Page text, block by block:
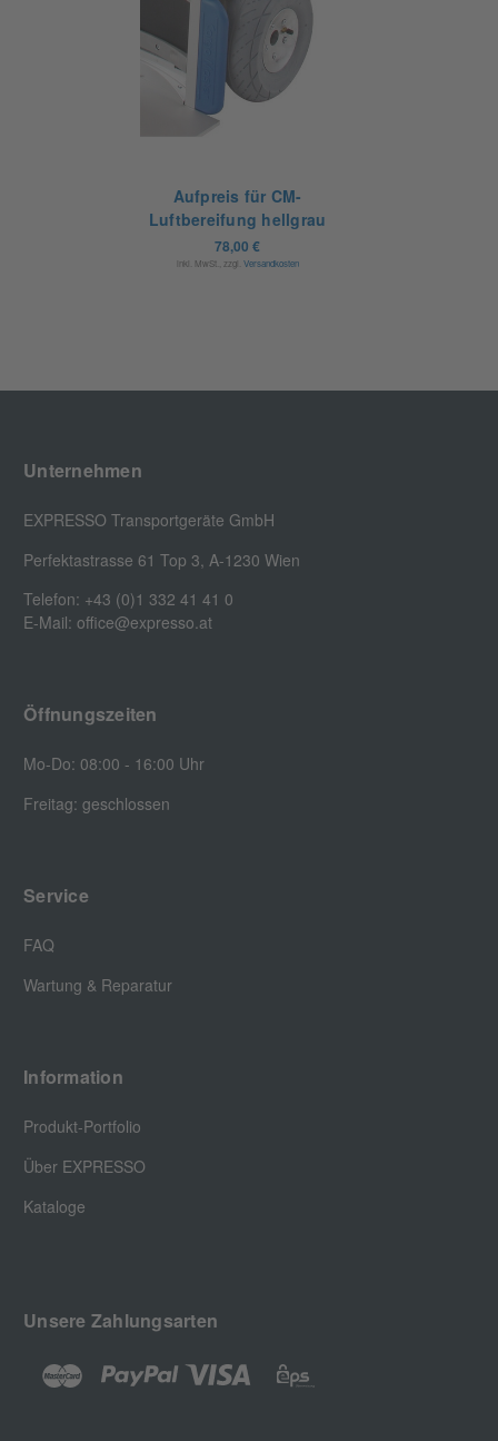
Aufpreis für CM-
Luftbereifung hellgrau
78,00 €
inkl. MwSt., zzgl. Versandkosten
Unternehmen
EXPRESSO Transportgeräte GmbH
Perfektastrasse 61 Top 3, A-1230 Wien
Telefon: +43 (0)1 332 41 41 0
E-Mail: office@expresso.at
Öffnungszeiten
Mo-Do: 08:00 - 16:00 Uhr
Freitag: geschlossen
Service
FAQ
Wartung & Reparatur
Information
Produkt-Portfolio
Über EXPRESSO
Kataloge
Unsere Zahlungsarten